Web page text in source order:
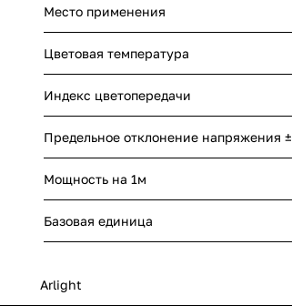
Место применения
Цветовая температура
Индекс цветопередачи
Предельное отклонение напряжения ±
Мощность на 1м
Базовая единица
Arlight